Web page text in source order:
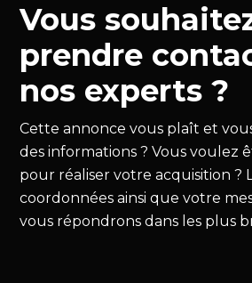
Vous
prendre
nos experts ?
Cette annonce vous plaît et
des informations ? Vous voulez
pour réaliser votre acquisition ?
coordonnées ainsi que votre
vous répondrons dans les plus